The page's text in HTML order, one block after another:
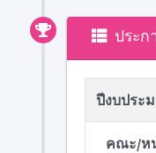
ประก
ปีงบประ
คณะ/ห